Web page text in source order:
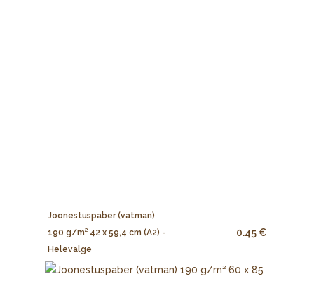
Joonestuspaber (vatman)
190 g/m² 42 x 59,4 cm (A2) -
Helevalge
0.45 €